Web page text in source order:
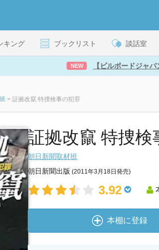
キング ブックリスト 談話室
NEW 【ビルボードジャ
> 証拠改竄 特捜検事の犯罪
証拠改竄 特捜検
朝日新聞取材班
朝日新聞出版 (2011年3月18日発売)
3.92
本棚に登録